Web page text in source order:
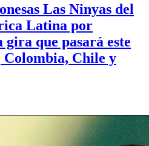
Las Ninyas del
Latina por
que pasará este
Colombia, Chile y